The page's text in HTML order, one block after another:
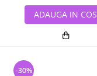
ADAUGA IN COS
-30%